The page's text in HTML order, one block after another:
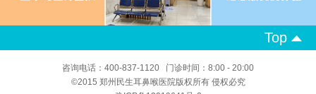
Top
咨询电话：400-837-1120 门诊时间：8:00 - 20:00
©2015 郑州民生耳鼻喉医院版权所有 侵权必究